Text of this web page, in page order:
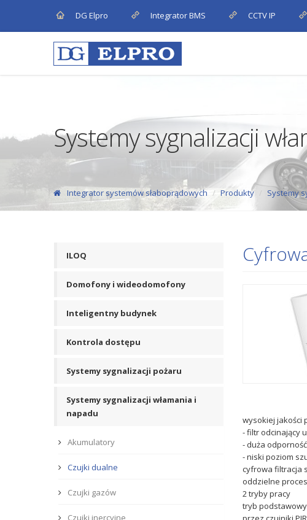
DG Elpro Integrator BMS CCTV IP
Systemy sygnalizacji
Integrator systemów słaboprądowych Produkty Systemy
wysokiej jakości
- filtr odcinający
- duża
- niski poziom
cyfrowa filtracja
oddzielne
2 tryby pracy
tryb
ILOQ
Domofony i wideodomofony
Inteligentny budynek
Kontrola dostępu
Systemy sygnalizacji pożaru
Systemy sygnalizacji włamania i
napadu
Akumulatory
Czujki dualne
Czujki gazów
Czujki inercyjne